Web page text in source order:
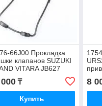
66J00 Прокладка
клапанов SUZUKI
VITARA JB627
2006-2008, NIPPON
₸
Купить
8